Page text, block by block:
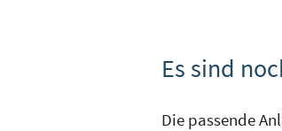
Es sind
Die passende